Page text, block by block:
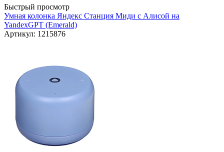
Быстрый просмотр
Умная колонка Яндекс Станция Миди с Алисой на
YandexGPT (Emerald)
Артикул: 1215876